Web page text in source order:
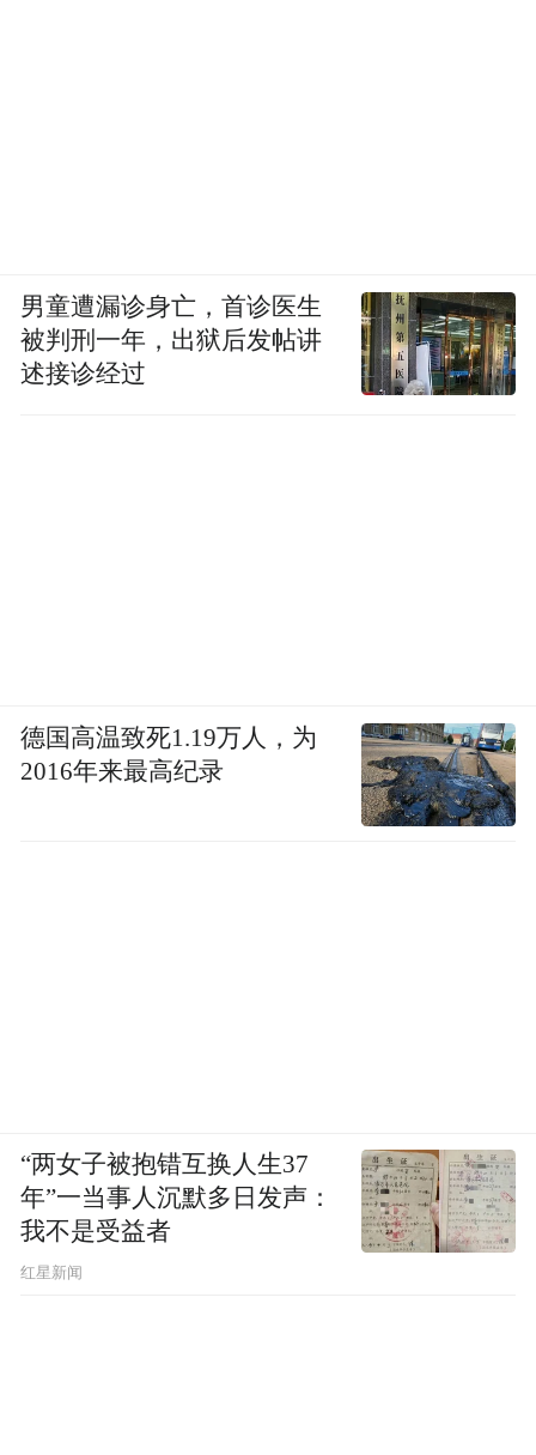
“特别声明：以上作品内容(包括在内的视频、图片或音
频)为凤凰网旗下自媒体平台“大风号”用户上传并发
布，本平台仅提供信息存储空间服务。
男童遭漏诊身亡，首诊医生
被判刑一年，出狱后发帖讲
述接诊经过
德国高温致死1.19万人，为
2016年来最高纪录
“两女子被抱错互换人生37
年”一当事人沉默多日发声：
我不是受益者
红星新闻